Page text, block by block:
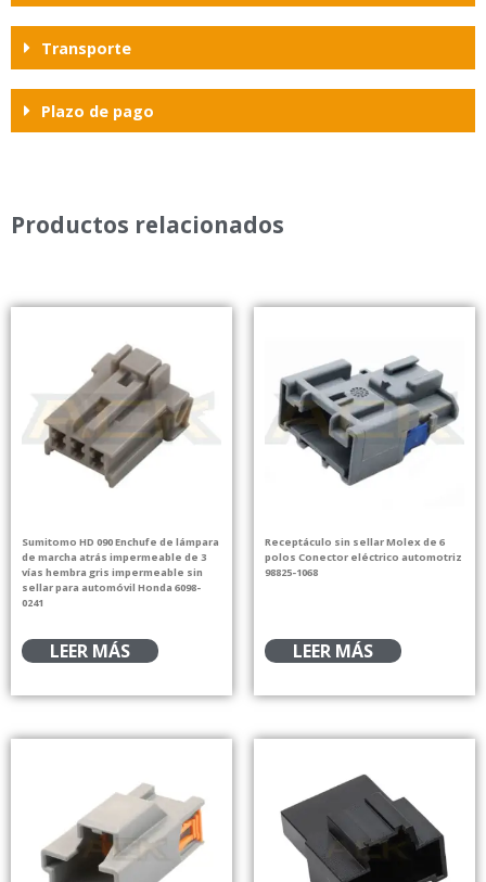
Transporte
Plazo de pago
Productos relacionados
Sumitomo HD 090 Enchufe de lámpara
de marcha atrás impermeable de 3
vías hembra gris impermeable sin
sellar para automóvil Honda 6098-
0241
LEER MÁS
Receptáculo sin sellar Molex de 6
polos Conector eléctrico automotriz
98825-1068
LEER MÁS